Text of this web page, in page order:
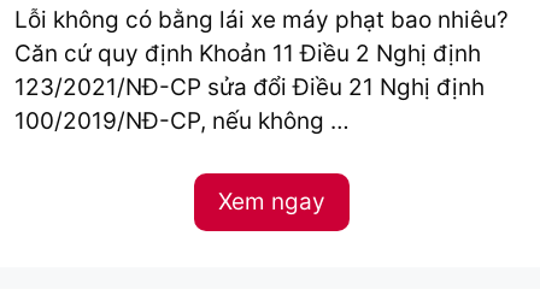
Lỗi không có bằng lái xe máy phạt bao nhiêu?
Căn cứ quy định Khoản 11 Điều 2 Nghị định
123/2021/NĐ-CP sửa đổi Điều 21 Nghị định
100/2019/NĐ-CP, nếu không …
Xem ngay